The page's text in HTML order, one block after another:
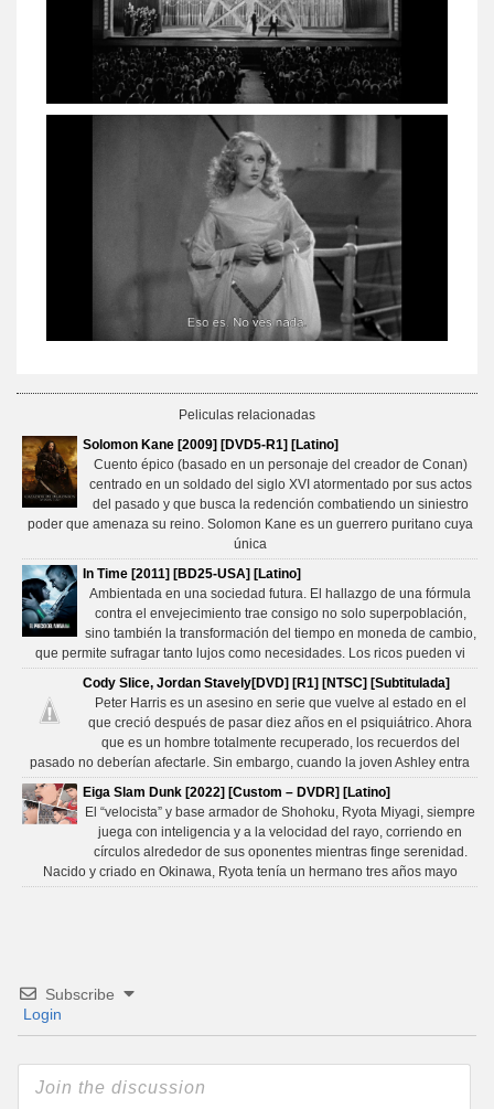
Peliculas relacionadas
Solomon Kane [2009] [DVD5-R1] [Latino]
Cuento épico (basado en un personaje del creador de Conan)
centrado en un soldado del siglo XVI atormentado por sus actos
del pasado y que busca la redención combatiendo un siniestro
poder que amenaza su reino. Solomon Kane es un guerrero puritano cuya
única
In Time [2011] [BD25-USA] [Latino]
Ambientada en una sociedad futura. El hallazgo de una fórmula
contra el envejecimiento trae consigo no solo superpoblación,
sino también la transformación del tiempo en moneda de cambio,
que permite sufragar tanto lujos como necesidades. Los ricos pueden vi
Cody Slice, Jordan Stavely[DVD] [R1] [NTSC] [Subtitulada]
Peter Harris es un asesino en serie que vuelve al estado en el
que creció después de pasar diez años en el psiquiátrico. Ahora
que es un hombre totalmente recuperado, los recuerdos del
pasado no deberían afectarle. Sin embargo, cuando la joven Ashley entra
Eiga Slam Dunk [2022] [Custom – DVDR] [Latino]
El “velocista” y base armador de Shohoku, Ryota Miyagi, siempre
juega con inteligencia y a la velocidad del rayo, corriendo en
círculos alrededor de sus oponentes mientras finge serenidad.
Nacido y criado en Okinawa, Ryota tenía un hermano tres años mayo
Subscribe
Login